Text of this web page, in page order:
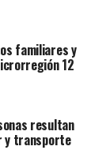
familiares y
12
resultan
y transporte